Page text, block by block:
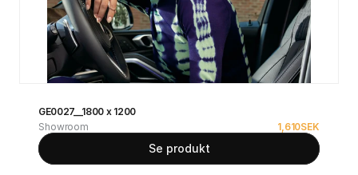
GE0027__1800 x 1200
Showroom
1,610SEK
Se produkt